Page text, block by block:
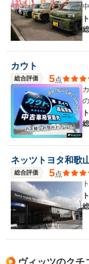
カウト
総合評価 5点
ネッツトヨタ和歌
総合評価 5点
ヴィッツのクチ